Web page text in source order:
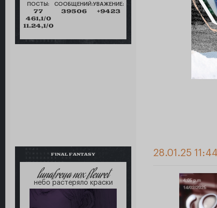
ПОСТЫ:
77
461,1/0
11.24,1/0
СООБЩЕНИЙ:
39506
УВАЖЕНИЕ:
+9423
FINAL FANTASY
lunafreya nox fleuret
небо растеряло краски
28.01.25